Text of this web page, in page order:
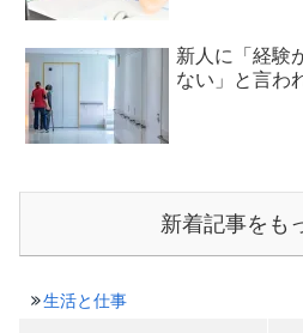
新人に「経験
ない」と言わ
新着記事をも
生活と仕事